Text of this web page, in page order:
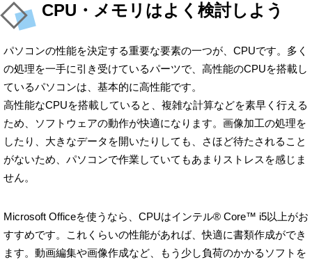
CPU・メモリはよく検討しよう
パソコンの性能を決定する重要な要素の一つが、CPUです。多く
の処理を一手に引き受けているパーツで、高性能のCPUを搭載し
ているパソコンは、基本的に高性能です。
高性能なCPUを搭載していると、複雑な計算などを素早く行える
ため、ソフトウェアの動作が快適になります。画像加工の処理を
したり、大きなデータを開いたりしても、さほど待たされること
がないため、パソコンで作業していてもあまりストレスを感じま
せん。
Microsoft Officeを使うなら、CPUはインテル® Core™ i5以上がお
すすめです。これくらいの性能があれば、快適に書類作成ができ
ます。動画編集や画像作成など、もう少し負荷のかかるソフトを